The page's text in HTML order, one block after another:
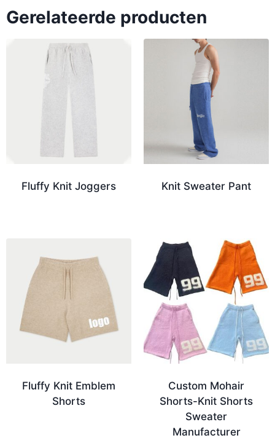
Gerelateerde producten
Fluffy Knit Joggers Knit Sweater Pant
Fluffy Knit Emblem
Shorts
Custom Mohair
Shorts-Knit Shorts
Sweater
Manufacturer